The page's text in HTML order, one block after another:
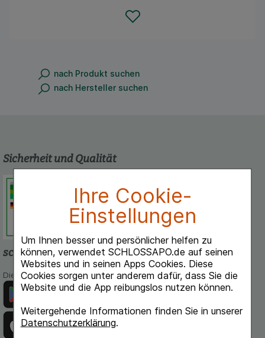
Ihre Cookie-
Einstellungen
Um Ihnen besser und persönlicher helfen zu
können, verwendet SCHLOSSAPO.de auf seinen
Websites und in seinen Apps Cookies. Diese
Cookies sorgen unter anderem dafür, dass Sie die
Website und die App reibungslos nutzen können.
Weitergehende Informationen finden Sie in unserer
Datenschutzerklärung.
nach Produkt suchen
nach Hersteller suchen
Sicherheit und Qualität
Deutschen Institut für Medizinische
Dokumentation und Information.
schlossapo.de-App
Die App von schlossapo.de jetzt mit E-Rezept-Scanner